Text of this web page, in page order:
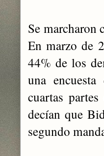
Se marcharon
En marzo de
44% de los
una
cuartas
decían que
segundo